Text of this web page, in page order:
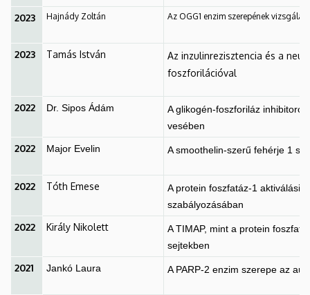
2023 Hajnády Zoltán Az OGG1 enzim szerepének
2023 Tamás István
Az inzulinrezisztencia és a
foszforilációval
2022 Dr. Sipos Ádám
A glikogén-foszforiláz
vesében
2022 Major Evelin A smoothelin-szerű fehérje 1
2022 Tóth Emese
A protein foszfatáz-1 aktiválási
szabályozásában
2022 Király Nikolett
A TIMAP, mint a protein
sejtekben
2021 Jankó Laura A PARP-2 enzim szerepe az